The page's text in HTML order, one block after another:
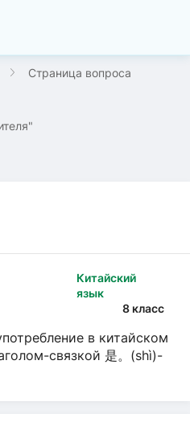
Страница вопроса
Китайский
язык
8 класс
в китайском
связкой 是。(shì)-